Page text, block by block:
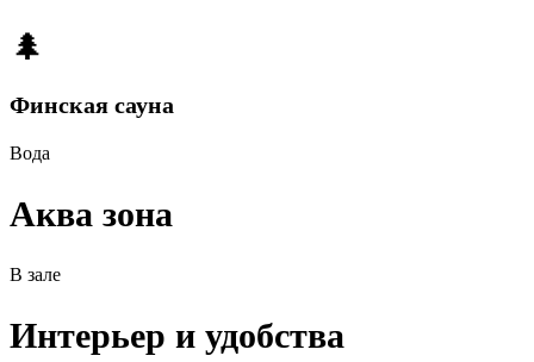
🌲
Финская сауна
Вода
Аква зона
В зале
Интерьер и удобства